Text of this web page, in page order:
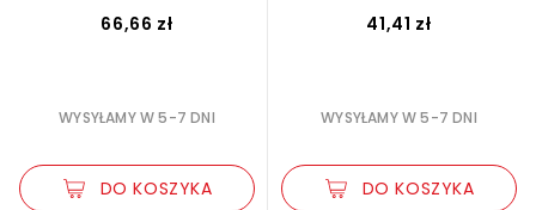
66,66 zł
WYSYŁAMY W 5-7 DNI
DO KOSZYKA
41,41 zł
WYSYŁAMY W 5-7 DNI
DO KOSZYKA